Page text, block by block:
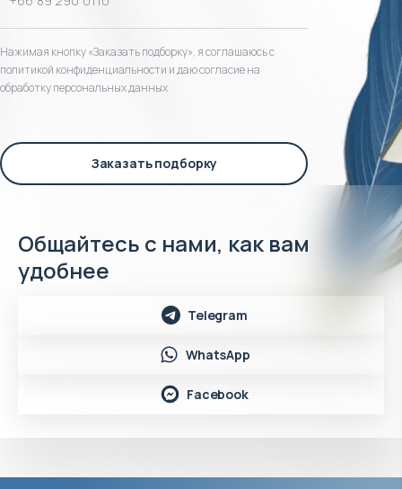
Нажимая кнопку «Заказать подборку», я соглашаюсь с
политикой конфиденциальности и даю согласие на
обработку персональных данных
Заказать подборку
Общайтесь с нами, как вам
удобнее
Telegram
WhatsApp
Facebook